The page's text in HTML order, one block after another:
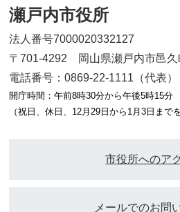
瀬戸内市役所
法人番号7000020332127
〒701-4292 岡山県瀬戸内市邑久
電話番号：0869-22-1111（代表）
開庁時間：午前8時30分から午後5時15分
（祝日、休日、12月29日から1月3日まで
市役所へのア
メールでのお問